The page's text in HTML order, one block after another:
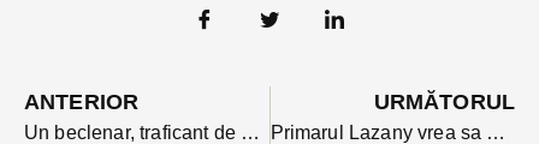
ANTERIOR
Un beclenar, traficant de minore din categoria ”Most Wanted” adus azi noapte în țară din UK
URMĂTORUL
Primarul Lazany vrea sa modifice intrarile în pasajul subteran Decebal: provocare lansată arhitecților